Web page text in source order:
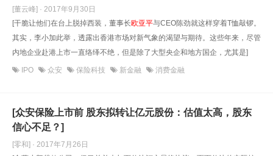
[董云峰] · 2017年9月30日
[干脆让他们在台上脱掉西装，董事长欧亚平与CEO陈劲就这样穿着T恤敲锣。
其实，李小加此举，透露出香港市场对新气象的渴望与期待。这些年来，尽管
内地企业赴港上市一直络绎不绝，但是除了大型央企和地方国企，尤其是]
IPO 众安 保险科技 新金融 消费金融
[众安保险上市前 股东拟转让亿元股份：估值太高，股东
信心不足？]
[零和] · 2017年7月26日